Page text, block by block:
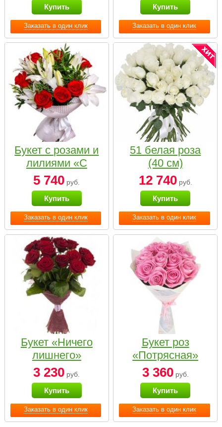
Заказать в один клик
Купить
Заказать в один клик
Купить
Заказать в один клик
Букет с розами и
лилиями «С
наилучшими
пожеланиями»
5 740 руб.
Купить
Заказать в один клик
51 белая роза
(40 см)
12 740руб.
Купить
Заказать в один клик
Букет «Ничего
лишнего»
3 230 руб.
Купить
Заказать в один клик
Букет роз
«Потрясная»
3 360руб.
Купить